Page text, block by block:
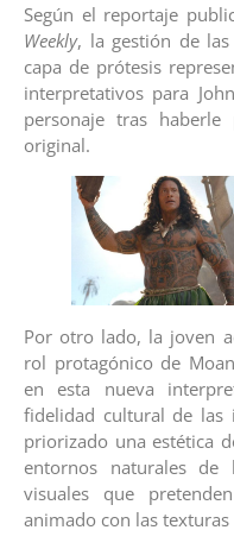
Según el reportaje
Weekly, la gestión de
capa de prótesis
interpretativos para
personaje tras
original.
Por otro lado, la joven
rol protagónico de
en esta nueva
fidelidad cultural de las
priorizado una estética
entornos naturales de
visuales que
animado con las